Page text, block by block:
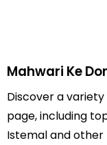
Mahwari Ke
Discover a
page, including
Istemal and other